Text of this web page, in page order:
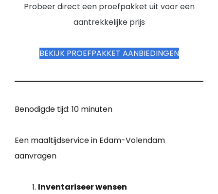
Probeer direct een proefpakket uit voor een
aantrekkelijke prijs
BEKIJK PROEFPAKKET AANBIEDINGEN
Benodigde tijd: 10 minuten
Een maaltijdservice in Edam-Volendam
aanvragen
Inventariseer wensen